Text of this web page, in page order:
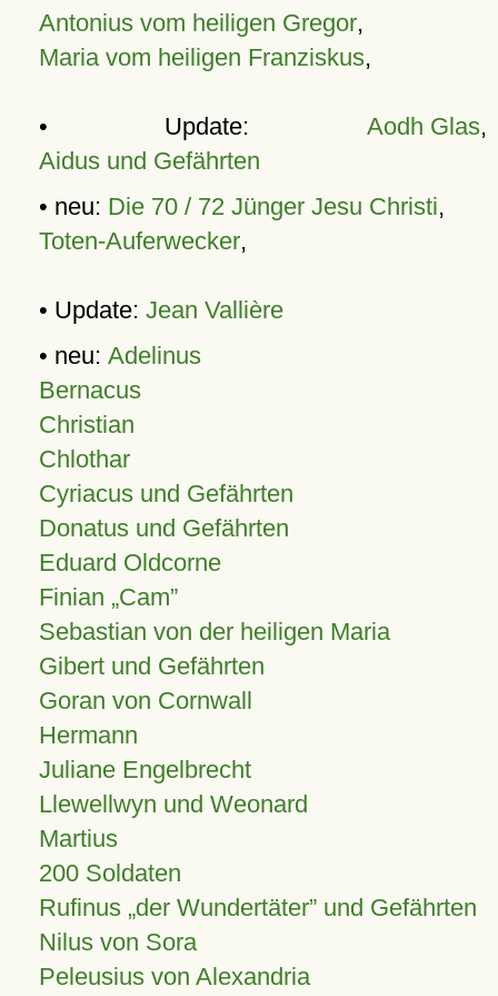
Antonius vom heiligen Gregor,
Maria vom heiligen Franziskus,
• Update: Aodh Glas,
Aidus und Gefährten
• neu: Die 70 / 72 Jünger Jesu Christi,
Toten-Auferwecker,
• Update: Jean Vallière
• neu: Adelinus
Bernacus
Christian
Chlothar
Cyriacus und Gefährten
Donatus und Gefährten
Eduard Oldcorne
Finian Cam
Sebastian von der heiligen Maria
Gibert und Gefährten
Goran von Cornwall
Hermann
Juliane Engelbrecht
Llewellwyn und Weonard
Martius
200 Soldaten
Rufinus „der Wundertäter” und Gefährten
Nilus von Sora
Peleusius von Alexandria